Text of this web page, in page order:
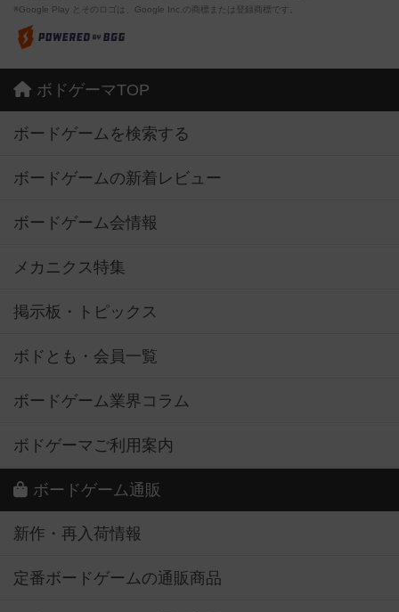
※Google Play とそのロゴは、Google Inc.の商標または登録商標です。
ボドゲーマTOP
ボードゲームを検索する
ボードゲームの新着レビュー
ボードゲーム会情報
メカニクス特集
掲示板・トピックス
ボドとも・会員一覧
ボードゲーム業界コラム
ボドゲーマご利用案内
ボードゲーム通販
新作・再入荷情報
定番ボードゲームの通販商品